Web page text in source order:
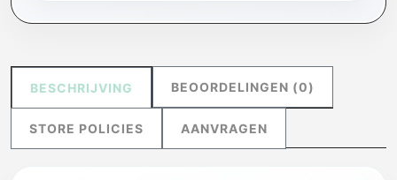
BESCHRIJVING BEOORDELINGEN (0)
STORE POLICIES AANVRAGEN